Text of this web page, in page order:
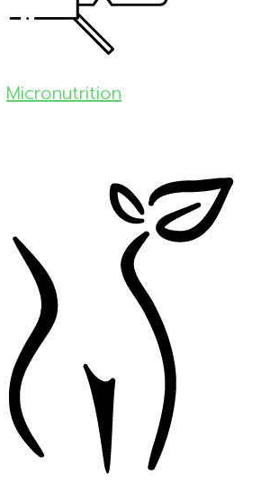
Micronutrition